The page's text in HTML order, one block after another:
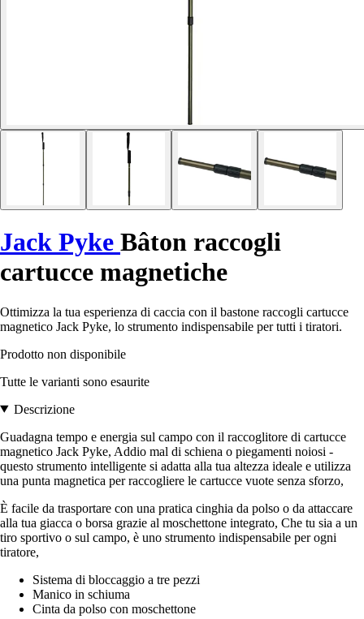
Jack Pyke Bâton raccogli
cartucce magnetiche
Ottimizza la tua esperienza di caccia con il bastone raccogli cartucce
magnetico Jack Pyke, lo strumento indispensabile per tutti i tiratori.
Prodotto non disponibile
Tutte le varianti sono esaurite
Descrizione
Guadagna tempo e energia sul campo con il raccoglitore di cartucce
magnetico Jack Pyke, Addio mal di schiena o piegamenti noiosi -
questo strumento intelligente si adatta alla tua altezza ideale e utilizza
una punta magnetica per raccogliere le cartucce vuote senza sforzo,
È facile da trasportare con una pratica cinghia da polso o da attaccare
alla tua giacca o borsa grazie al moschettone integrato, Che tu sia a un
tiro sportivo o sul campo, è uno strumento indispensabile per ogni
tiratore,
Sistema di bloccaggio a tre pezzi
Manico in schiuma
Cinta da polso con moschettone